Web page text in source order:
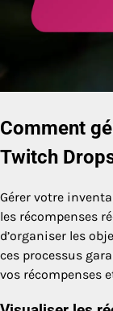
Comment
Twitch
Gérer votre
les récompenses
d’organiser les
ces processus
vos récompenses